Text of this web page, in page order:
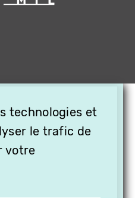
technologies et
le trafic de
votre
VIDÉO EN
VOS
!